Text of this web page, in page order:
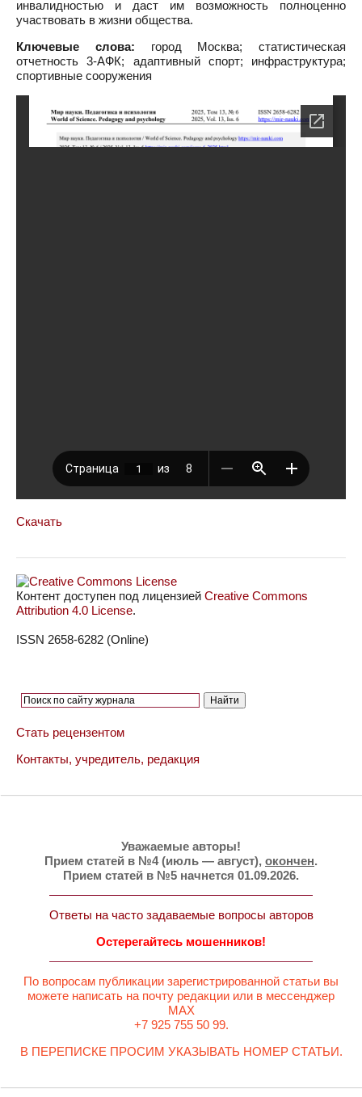
инвалидностью и даст им возможность полноценно
участвовать в жизни общества.
Ключевые слова: город Москва; статистическая
отчетность 3-АФК; адаптивный спорт; инфраструктура;
спортивные сооружения
Скачать
Контент доступен под лицензией Creative Commons
Attribution 4.0 License.
ISSN 2658-6282 (Online)
Стать рецензентом
Контакты, учредитель, редакция
Уважаемые авторы!
Прием статей в №4 (июль — август), окончен.
Прием статей в №5 начнется 01.09.2026.
Ответы на часто задаваемые вопросы авторов
Остерегайтесь мошенников!
По вопросам публикации зарегистрированной статьи вы
можете написать на почту редакции или в мессенджер
MAX
+7 925 755 50 99.
В ПЕРЕПИСКЕ ПРОСИМ УКАЗЫВАТЬ НОМЕР СТАТЬИ.